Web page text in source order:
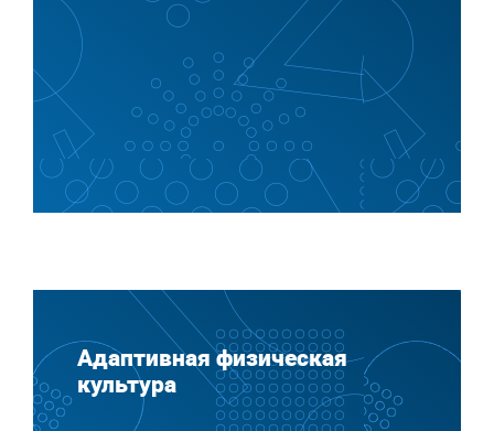
Адаптивная физическая
культура